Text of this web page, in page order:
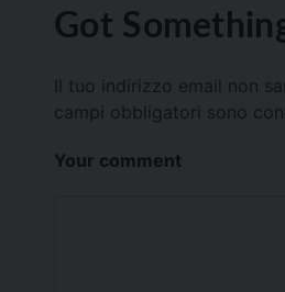
Got
Il tuo indirizzo email non
campi obbligatori sono
Your comment